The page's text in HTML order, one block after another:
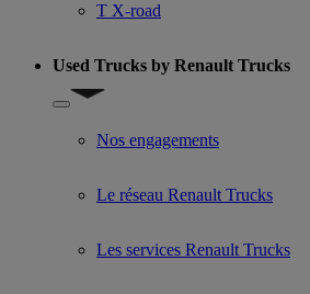
T X-road
Used Trucks by Renault Trucks
Show submenu for Used Trucks by
Nos engagements
Le réseau Renault Trucks
Les services Renault Trucks